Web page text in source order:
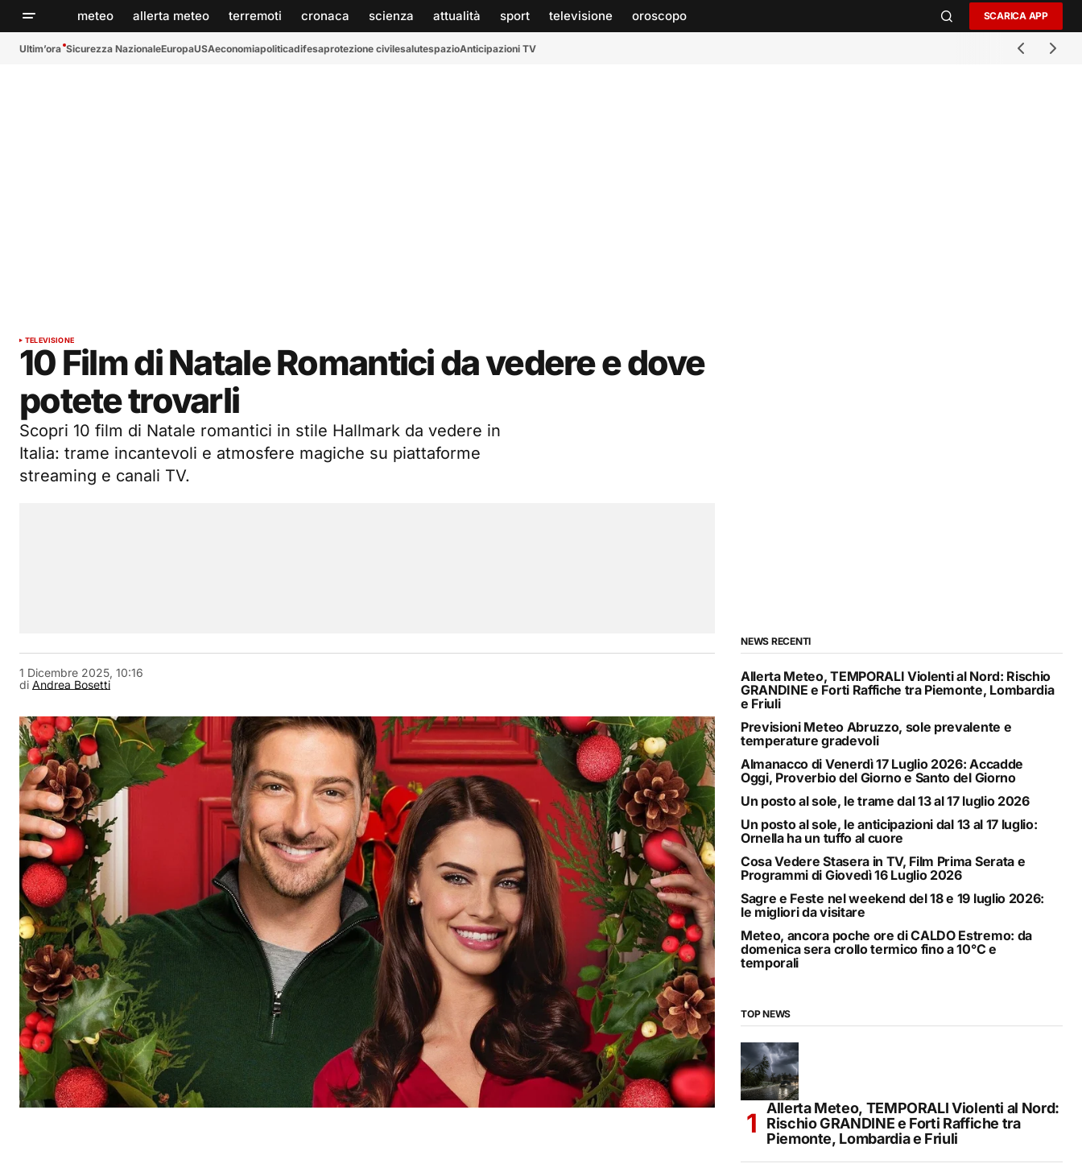
meteo allerta meteo terremoti cronaca scienza attualità sport televisione oroscopo SCARICA APP
Ultim’ora Sicurezza NazionaleEuropaUSAeconomiapoliticadifesaprotezione civilesalutespazioAnticipazioni TV
TELEVISIONE
10 Film di Natale Romantici da vedere e dove
potete trovarli
Scopri 10 film di Natale romantici in stile Hallmark da vedere in
Italia: trame incantevoli e atmosfere magiche su piattaforme
streaming e canali TV.
di Andrea Bosetti
1 Dicembre 2025, 10:16
NEWS RECENTI
Allerta Meteo, TEMPORALI Violenti al Nord: Rischio
GRANDINE e Forti Raffiche tra Piemonte, Lombardia
e Friuli
Previsioni Meteo Abruzzo, sole prevalente e
temperature gradevoli
Almanacco di Venerdì 17 Luglio 2026: Accadde
Oggi, Proverbio del Giorno e Santo del Giorno
Un posto al sole, le trame dal 13 al 17 luglio 2026
Un posto al sole, le anticipazioni dal 13 al 17 luglio:
Ornella ha un tuffo al cuore
Cosa Vedere Stasera in TV, Film Prima Serata e
Programmi di Giovedì 16 Luglio 2026
Sagre e Feste nel weekend del 18 e 19 luglio 2026:
le migliori da visitare
Meteo, ancora poche ore di CALDO Estremo: da
domenica sera crollo termico fino a 10°C e
temporali
TOP NEWS
Allerta Meteo, TEMPORALI Violenti al Nord:
Rischio GRANDINE e Forti Raffiche tra
Piemonte, Lombardia e Friuli